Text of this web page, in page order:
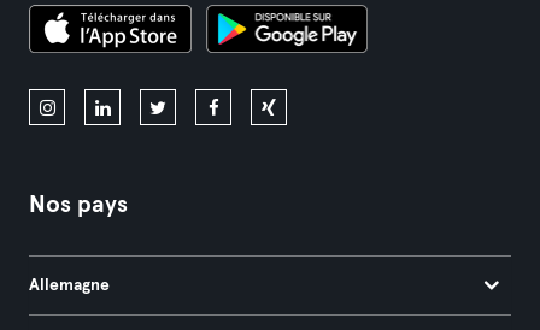
Nos pays
Allemagne